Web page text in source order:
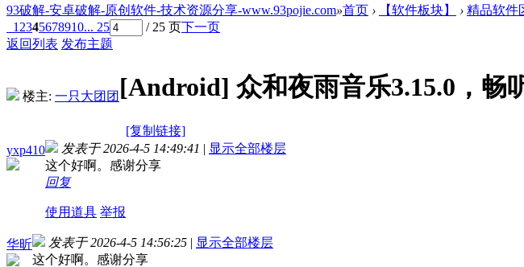
93破解-安卓破解-原创软件-技术资源分享-www.93pojie.com»首页 › 【软件板块】 › 精品软件
1 2345678910... 25 / 25 页下一页
返回列表 发布主题
楼主: 一只大团团 [Android] 众和夜雨音乐3.15.0，畅
[复制链接]
yxp410
发表于 2026-4-5 14:49:41 | 显示全部楼层
这个好啊。感谢分享
回复
使用道具 举报
华昕 发表于 2026-4-5 14:56:25 | 显示全部楼层
这个好啊。感谢分享